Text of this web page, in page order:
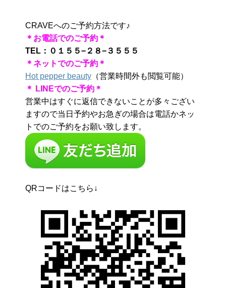
CRAVEへのご予約方法です♪
＊お電話でのご予約＊
TEL：０１５５−２８−３５５５
＊ネットでのご予約＊
Hot pepper beauty （営業時間外も閲覧可能）
＊ LINEでのご予約＊
営業中はすぐに返信できないことが多々ござい
ますので当日予約やお急ぎの場合は電話かネッ
トでのご予約をお願い致します。
QRコードはこちら↓